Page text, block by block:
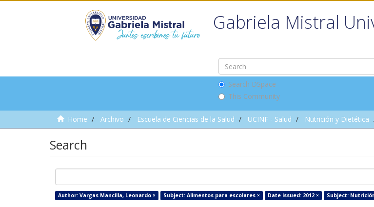
Gabriela Mistral
Search DSpace
This Community
Home Archivo Escuela de Ciencias de la Salud UCINF - Salud Nutrición y Dietética
Search
Author: Vargas Mancilla, Leonardo × Subject: Alimentos para escolares × Date issued: 2012 × Subject: